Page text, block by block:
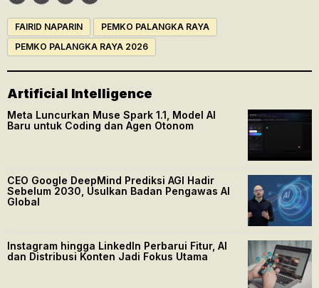
FAIRID NAPARIN
PEMKO PALANGKA RAYA
PEMKO PALANGKA RAYA 2026
Artificial Intelligence
Meta Luncurkan Muse Spark 1.1, Model AI
Baru untuk Coding dan Agen Otonom
CEO Google DeepMind Prediksi AGI Hadir
Sebelum 2030, Usulkan Badan Pengawas AI
Global
Instagram hingga LinkedIn Perbarui Fitur, AI
dan Distribusi Konten Jadi Fokus Utama